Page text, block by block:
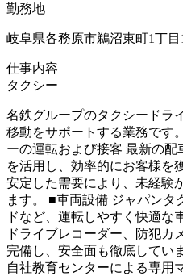
勤務地
岐阜県各務原市鵜沼東町1丁目
仕事内容
タクシー
名鉄グループのタクシードラ
移動をサポートする業務です
ーの運転および接客 最新の配
を活用し、効率的にお客様を
安定した需要により、未経験
ます。 ■車両設備 ジャパンタ
ドなど、運転しやすく快適な
ドライブレコーダー、防犯カ
完備し、安全面も徹底してい
自社教育センターによる専用